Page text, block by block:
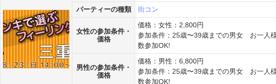
パーティーの種類
街コン
女性の参加条件・
価格
価格：女性：2,800円
参加条件：25歳〜39歳までの男女 お一人
数参加OK!
男性の参加条件・
価格
価格：男性：6,800円
参加条件：25歳〜39歳までの男女 お一人
数参加OK!